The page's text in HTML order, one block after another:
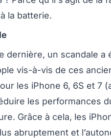
la batterie.
dernière, un scandale
vis-à-vis de ces
les iPhone 6, 6S et 7
les performances
Grâce à cela, les
abruptement et